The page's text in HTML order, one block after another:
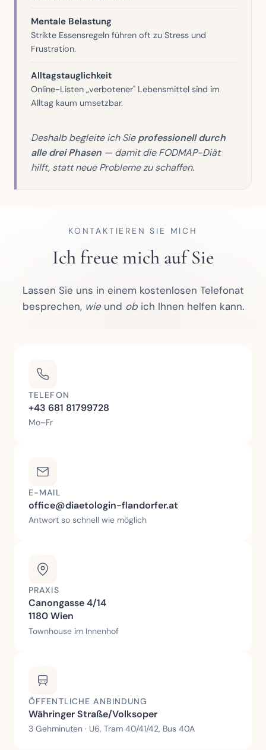
Mentale Belastung
Strikte Essensregeln führen oft zu Stress und
Frustration.
Alltagstauglichkeit
Online-Listen „verbotener" Lebensmittel sind im
Alltag kaum umsetzbar.
Deshalb begleite ich Sieprofessionell durch
alle drei Phasen — damit die FODMAP-Diät
hilft, statt neue Probleme zu schaffen.
KONTAKTIEREN SIE MICH
Ich freue mich auf Sie
Lassen Sie uns in einem kostenlosen Telefonat
besprechen, wieund obich Ihnen helfen kann.
TELEFON
+43 681 81799728
Mo–Fr
E-MAIL
office@diaetologin-flandorfer.at
Antwort so schnell wie möglich
PRAXIS
Canongasse 4/14
1180 Wien
Townhouse im Innenhof
ÖFFENTLICHE ANBINDUNG
Währinger Straße/Volksoper
3 Gehminuten · U6, Tram 40/41/42, Bus 40A